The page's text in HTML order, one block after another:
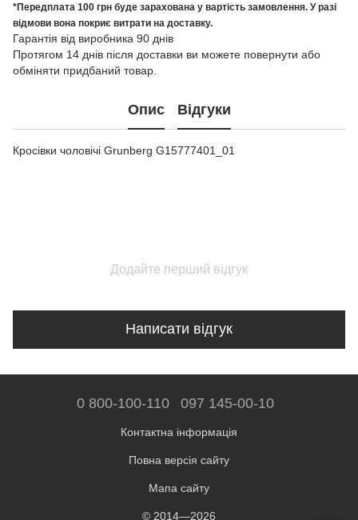
*Передплата 100 грн буде зарахована у вартість замовлення. У разі
відмови вона покриє витрати на доставку.
Гарантія від виробника 90 днів
Протягом 14 днів після доставки ви можете повернути або
обміняти придбаний товар.
Опис Відгуки
Кросівки чоловічі Grunberg G15777401_01
Додайте перший відгук
Написати відгук
0 800-100-110 097 145-00-10
Контактна інформація
Повна версія сайту
Мапа сайту
© 2014—2026